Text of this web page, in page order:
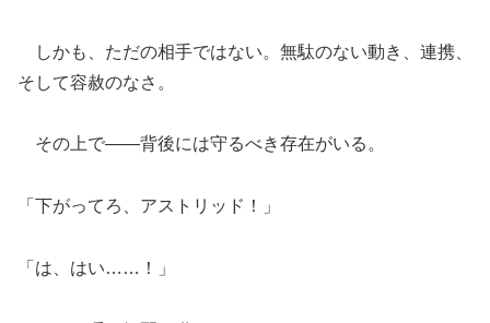
しかも、ただの相手ではない。無駄のない動き、連携、
そして容赦のなさ。
その上で――背後には守るべき存在がいる。
「下がってろ、アストリッド！」
「は、はい……！」